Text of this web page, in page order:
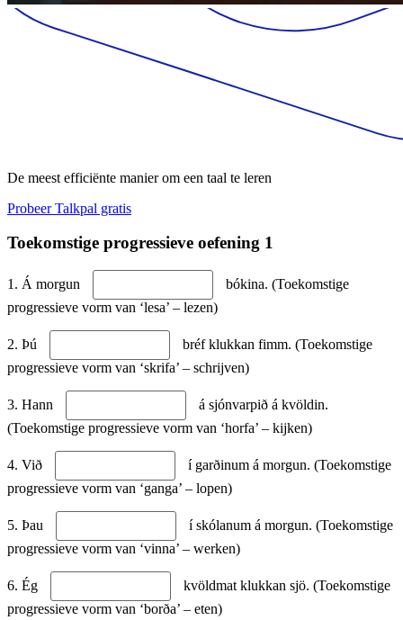
De meest efficiënte manier om een taal te leren
Probeer Talkpal gratis
Toekomstige progressieve oefening 1
1. Á morgun
bókina. (Toekomstige
progressieve vorm van ‘lesa’ – lezen)
2. Þú
bréf klukkan fimm. (Toekomstige
progressieve vorm van ‘skrifa’ – schrijven)
3. Hann
á sjónvarpið á kvöldin.
(Toekomstige progressieve vorm van ‘horfa’ – kijken)
4. Við
í garðinum á morgun. (Toekomstige
progressieve vorm van ‘ganga’ – lopen)
5. Þau
í skólanum á morgun. (Toekomstige
progressieve vorm van ‘vinna’ – werken)
6. Ég
kvöldmat klukkan sjö. (Toekomstige
progressieve vorm van ‘borða’ – eten)